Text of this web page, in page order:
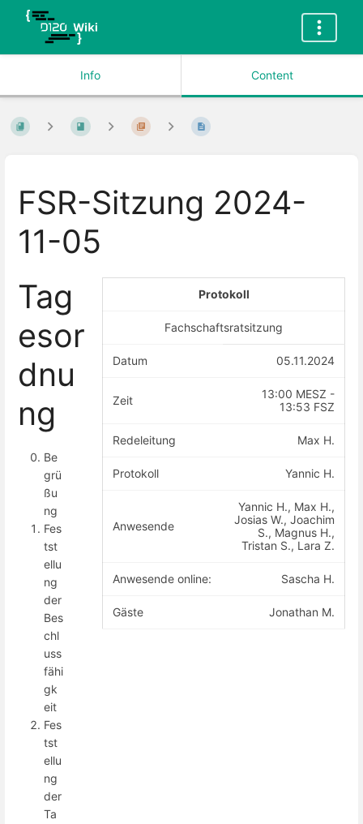
Info Content
FSR-Sitzung 2024-
11-05
Protokoll
Fachschaftsratsitzung
Datum 05.11.2024
Zeit
13:00 MESZ -
13:53 FSZ
Redeleitung Max H.
Protokoll Yannic H.
Anwesende
Yannic H., Max H.,
Josias W., Joachim
S., Magnus H.,
Tristan S., Lara Z.
Anwesende online: Sascha H.
Gäste Jonathan M.
Tag
esor
dnu
ng
Be
grü
ßu
ng
Fes
tst
ellu
ng
der
Bes
chl
uss
fähi
gk
eit
Fes
tst
ellu
ng
der
Ta